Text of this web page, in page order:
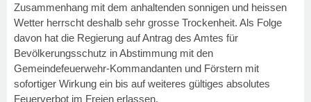
Zusammenhang mit dem anhaltenden sonnigen und heissen
Wetter herrscht deshalb sehr grosse Trockenheit. Als Folge
davon hat die Regierung auf Antrag des Amtes für
Bevölkerungsschutz in Abstimmung mit den
Gemeindefeuerwehr-Kommandanten und Förstern mit
sofortiger Wirkung ein bis auf weiteres gültiges absolutes
Feuerverbot im Freien erlassen.